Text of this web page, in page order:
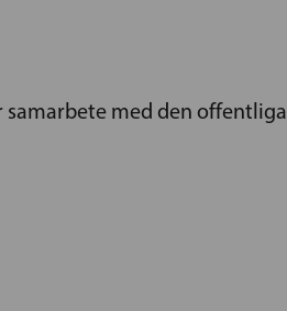
med den offentliga